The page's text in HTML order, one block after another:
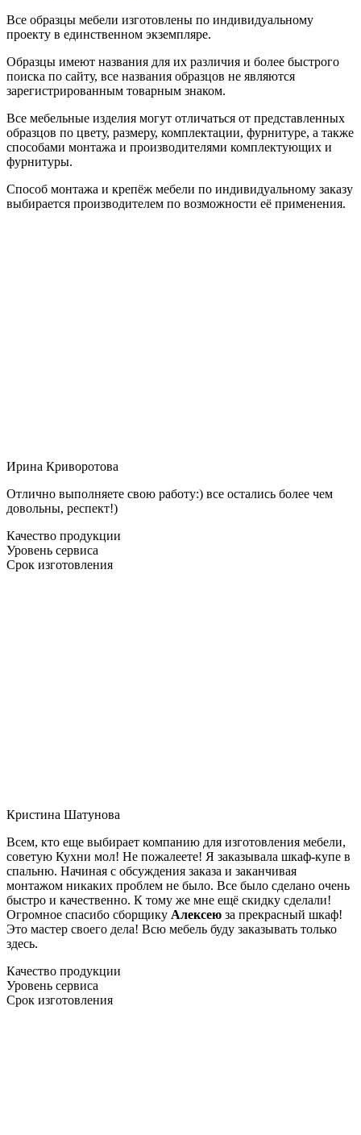
Все образцы мебели изготовлены по индивидуальному
проекту в единственном экземпляре.
Образцы имеют названия для их различия и более быстрого
поиска по сайту, все названия образцов не являются
зарегистрированным товарным знаком.
Все мебельные изделия могут отличаться от представленных
образцов по цвету, размеру, комплектации, фурнитуре, а также
способами монтажа и производителями комплектующих и
фурнитуры.
Способ монтажа и крепёж мебели по индивидуальному заказу
выбирается производителем по возможности её применения.
Ирина Криворотова
Отлично выполняете свою работу:) все остались более чем
довольны, респект!)
Качество продукции
Уровень сервиса
Срок изготовления
Кристина Шатунова
Всем, кто еще выбирает компанию для изготовления мебели,
советую Кухни мол! Не пожалеете! Я заказывала шкаф-купе в
спальню. Начиная с обсуждения заказа и заканчивая
монтажом никаких проблем не было. Все было сделано очень
быстро и качественно. К тому же мне ещё скидку сделали!
Огромное спасибо сборщику Алексею за прекрасный шкаф!
Это мастер своего дела! Всю мебель буду заказывать только
здесь.
Качество продукции
Уровень сервиса
Срок изготовления